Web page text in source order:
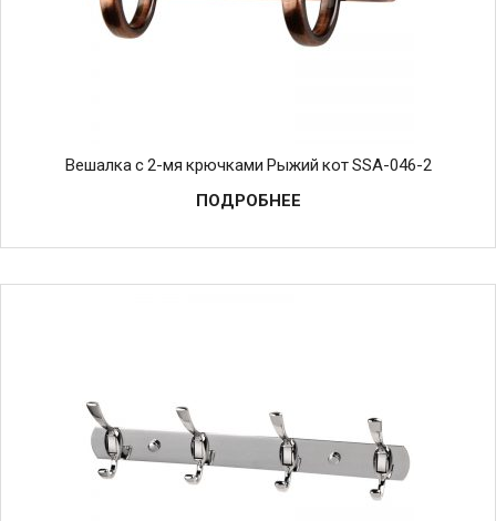
Вешалка с 2-мя крючками Рыжий кот SSA-046-2
ПОДРОБНЕЕ